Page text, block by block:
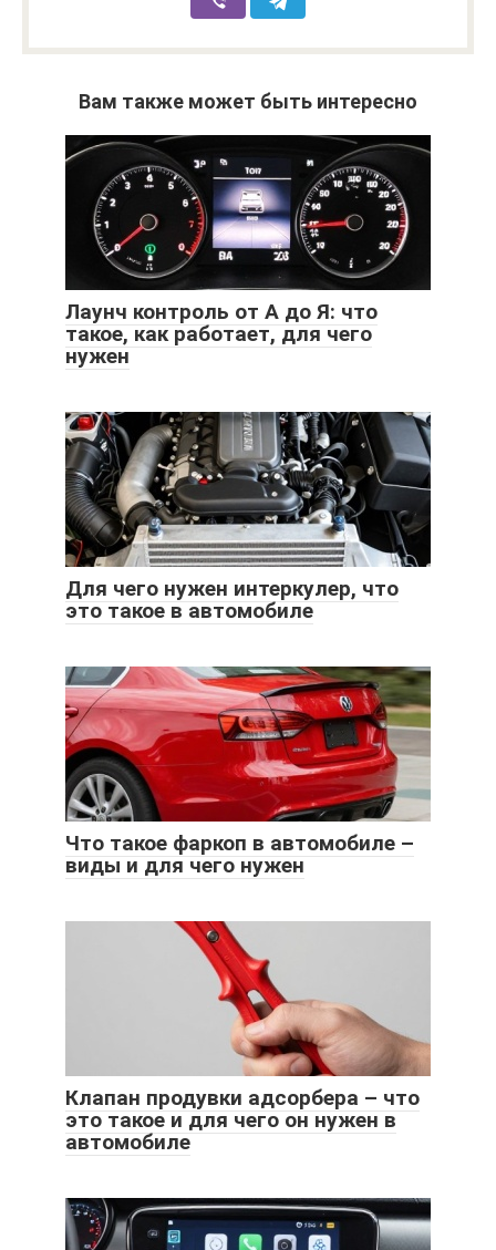
Вам также может быть интересно
Лаунч контроль от А до Я: что
такое, как работает, для чего
нужен
Для чего нужен интеркулер, что
это такое в автомобиле
Что такое фаркоп в автомобиле –
виды и для чего нужен
Клапан продувки адсорбера – что
это такое и для чего он нужен в
автомобиле